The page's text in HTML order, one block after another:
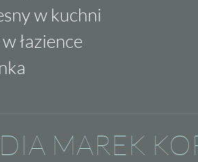
w kuchni
łazience
MAREK